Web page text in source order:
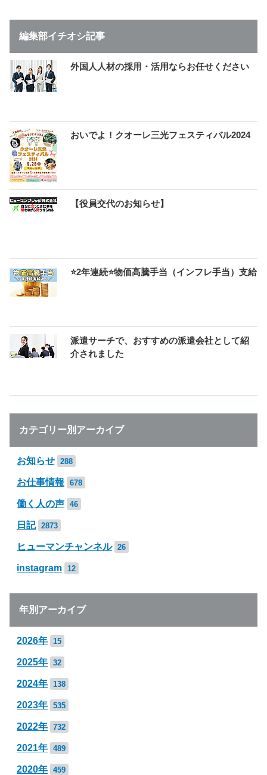
編集部イチオシ記事
外国人人材の採用・活用ならお任せください
おいでよ！クオーレ三光フェスティバル2024
【役員交代のお知らせ】
⭐2年連続⭐物価高騰手当（インフレ手当）支給
派遣サーチで、おすすめの派遣会社として紹
介されました
カテゴリー別アーカイブ
お知らせ 288
お仕事情報 678
働く人の声 46
日記 2873
ヒューマンチャンネル 26
instagram 12
年別アーカイブ
2026年 15
2025年 32
2024年 138
2023年 535
2022年 732
2021年 489
2020年 459